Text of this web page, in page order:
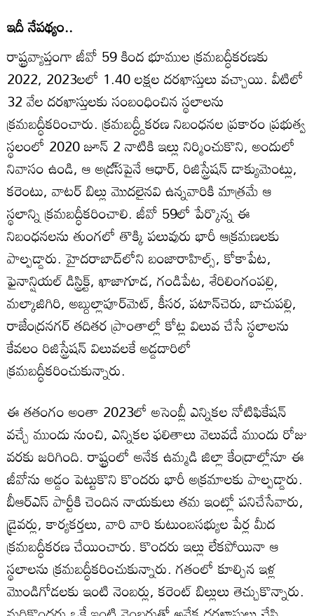
ఇదీ నేపథ్యం..
రాష్ట్రవ్యాప్తంగా జీవో 59 కింద భూముల క్రమబద్ధీకరణకు
2022, 2023లలో 1.40 లక్షల దరఖాస్తులు వచ్చాయి. వీటిలో
32 వేల దరఖాస్తులకు సంబంధించిన స్థలాలను
క్రమబద్ధీకరించారు. క్రమబద్ధ్దీకరణ నిబంధనల ప్రకారం ప్రభుత్వ
స్థలంలో 2020 జూన్‌ 2 నాటికి ఇల్లు నిర్మించుకొని, అందులో
నివాసం ఉండి, ఆ అడ్ర్‌సపైనే ఆధార్‌, రిజిస్ట్రేషన్‌ డాక్యుమెంట్లు,
కరెంటు, వాటర్‌ బిల్లు మొదలైనవి ఉన్నవారికి మాత్రమే ఆ
స్థలాన్ని క్రమబద్ధీకరించాలి. జీవో 59లో పేర్కొన్న ఈ
నిబంధనలను తుంగలో తొక్కి పలువురు భారీ ఆక్రమణలకు
పాల్పడ్డారు. హైదరాబాద్‌లోని బంజారాహిల్స్‌, కోకాపేట,
ఫైనాన్షియల్‌ డిస్ట్రిక్ట్‌, ఖాజాగూడ, గండిపేట, శేరిలింగంపల్లి,
మల్కాజిగిరి, అబ్దుల్లాపూర్‌మెట్‌, కీసర, పటాన్‌చెరు, బాచుపల్లి,
రాజేంద్రనగర్‌ తదితర ప్రాంతాల్లో కోట్ల విలువ చేసే స్థలాలను
కేవలం రిజిస్ట్రేషన్‌ విలువలకే అడ్డదారిలో
క్రమబద్ధీకరించుకున్నారు.
ఈ తతంగం అంతా 2023లో అసెంబ్లీ ఎన్నికల నోటిఫికేషన్‌
వచ్చే ముందు నుంచి, ఎన్నికల ఫలితాలు వెలువడే ముందు రోజు
వరకు జరిగింది. రాష్ట్రంలో అనేక ఉమ్మడి జిల్లా కేంద్రాల్లోనూ ఈ
జీవోను అడ్డం పెట్టుకొని కొందరు భారీ అక్రమాలకు పాల్పడ్డారు.
బీఆర్‌ఎస్‌ పార్టీకి చెందిన నాయకులు తమ ఇంట్లో పనిచేసేవారు,
డ్రైవర్లు, కార్యకర్తలు, వారి వారి కుటుంబసభ్యుల పేర్ల మీద
క్రమబద్ధీకరణ చేయించారు. కొందరు ఇల్లు లేకపోయినా ఆ
స్థలాలను క్రమబద్ధీకరించుకున్నారు. గతంలో కూల్చిన ఇళ్ల
మొండిగోడలకు ఇంటి నెంబర్లు, కరెంట్‌ బిల్లులు తెచ్చుకొన్నారు.